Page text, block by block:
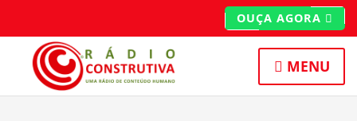
OUÇA AGORA
MENU